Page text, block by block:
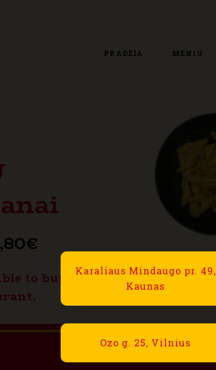
Karaliaus Mindaugo pr. 49,
Kaunas
Ozo g. 25, Vilnius
PRADŽIA MENIU
€
range:
8,80€
through
to buy this product